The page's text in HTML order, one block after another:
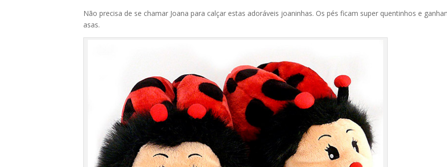
Não precisa de se chamar Joana para calçar estas adoráveis joaninhas. Os pés ficam super quentinhos e
asas.